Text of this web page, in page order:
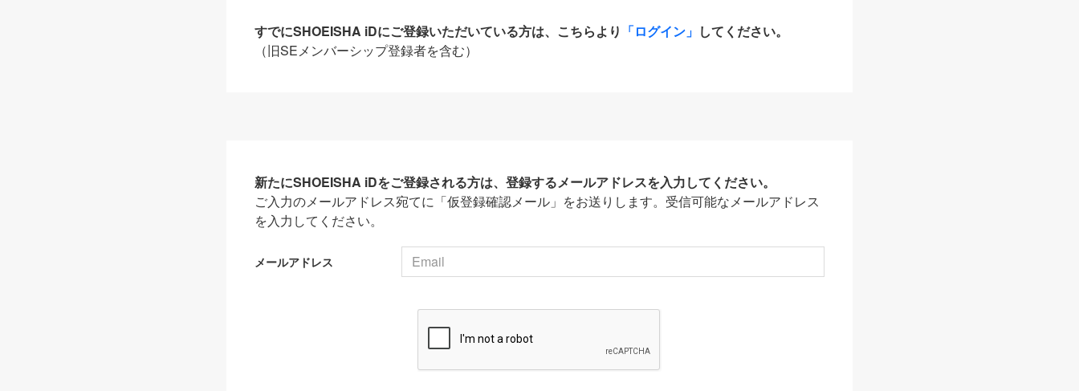
すでにSHOEISHA iDにご登録いただいている方は、こちらより 「ログイン」 してください。
（旧SEメンバーシップ登録者を含む）
新たにSHOEISHA iDをご登録される方は、登録するメールアドレスを入力してください。
ご入力のメールアドレス宛てに「仮登録確認メール」をお送りします。受信可能なメールアドレス
を入力してください。
メールアドレス